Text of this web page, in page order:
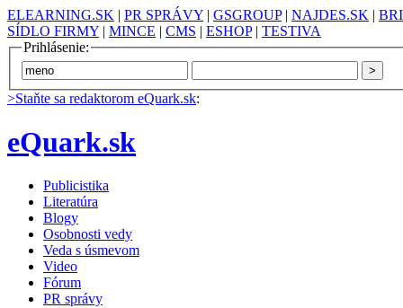
ELEARNING.SK | PR SPRÁVY | GSGROUP| NAJDES.SK |
SÍDLO FIRMY | MINCE | CMS | ESHOP| TESTIVA
Prihlásenie:
>Staňte sa redaktorom eQuark.sk:
eQuark.sk
Publicistika
Literatúra
Blogy
Osobnosti vedy
Veda s úsmevom
Video
Fórum
PR správy